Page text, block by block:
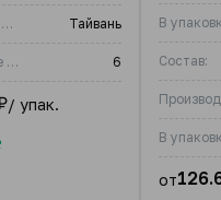
Производитель: Тайвань
В упаковке (шт) 6
/ упак.
В
Состав:
от